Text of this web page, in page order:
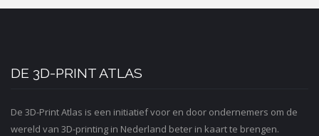
DE 3D-PRINT ATLAS
De 3D-Print Atlas is een initiatief voor en door ondernemers om de
wereld van 3D-printing in Nederland beter in kaart te brengen.